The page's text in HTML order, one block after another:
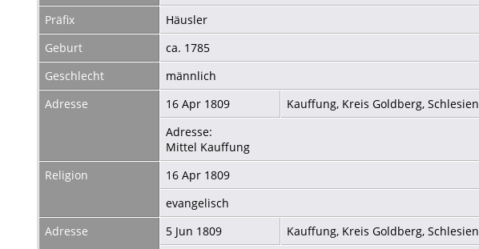
Präfix
Häusler
Geburt
ca. 1785
Geschlecht
männlich
Adresse
16 Apr 1809
Kauffung, Kreis Goldberg, Schlesien
Adresse:
Mittel Kauffung
Religion
16 Apr 1809
evangelisch
Adresse
5 Jun 1809
Kauffung, Kreis Goldberg, Schlesien